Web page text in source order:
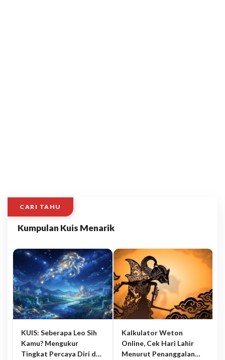
CARI TAHU
Kumpulan Kuis Menarik
KUIS: Seberapa Leo Sih
Kamu? Mengukur
Tingkat Percaya Diri dan
Kalkulator Weton
Online, Cek Hari Lahir
Menurut Penanggalan